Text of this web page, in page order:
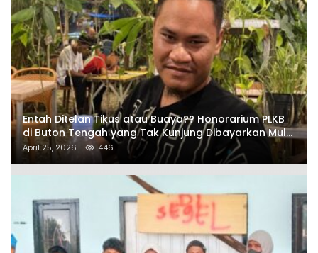
Entah Ditelan Tikus atau Buaya?? Honorarium PLKB
di Buton Tengah yang Tak Kunjung Dibayarkan Mulai
Disorot SAMURAIS
April 25, 2026 446